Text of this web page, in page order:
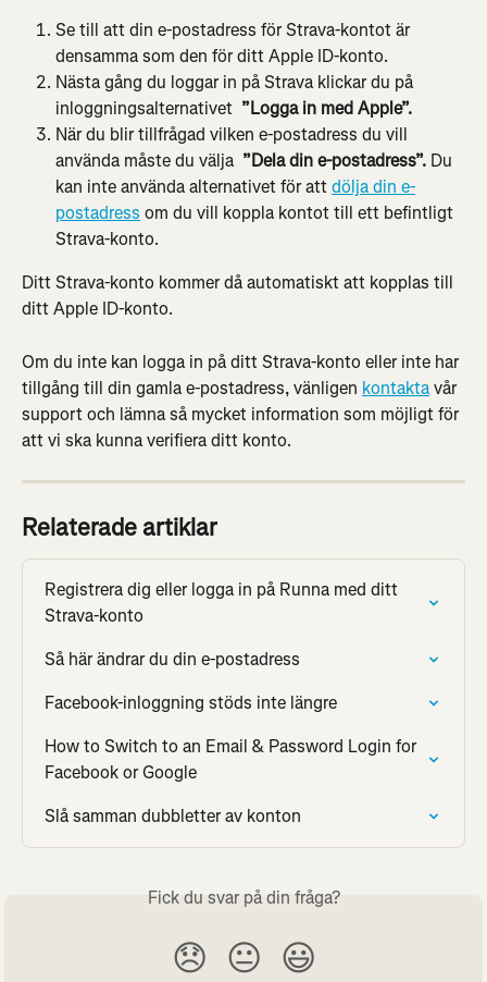
Se till att din e-postadress för Strava-kontot är
densamma som den för ditt Apple ID-konto.
Nästa gång du loggar in på Strava klickar du på
inloggningsalternativet ”Logga in med Apple”.
När du blir tillfrågad vilken e-postadress du vill
använda måste du välja ”Dela din e-postadress”. Du
kan inte använda alternativet för att dölja din e-
postadress om du vill koppla kontot till ett befintligt
Strava-konto.
Ditt Strava-konto kommer då automatiskt att kopplas till
ditt Apple ID-konto.
Om du inte kan logga in på ditt Strava-konto eller inte har
tillgång till din gamla e-postadress, vänligen kontakta vår
support och lämna så mycket information som möjligt för
att vi ska kunna verifiera ditt konto.
Relaterade artiklar
Registrera dig eller logga in på Runna med ditt
Strava-konto
Så här ändrar du din e-postadress
Facebook-inloggning stöds inte längre
How to Switch to an Email & Password Login for
Facebook or Google
Slå samman dubbletter av konton
Fick du svar på din fråga?
😞 😐 😃